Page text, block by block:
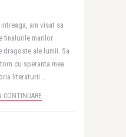
am visat sa
finalurile marilor
dragoste ale lumii. Sa
cu speranta mea
literaturii ..
CONTINUARE